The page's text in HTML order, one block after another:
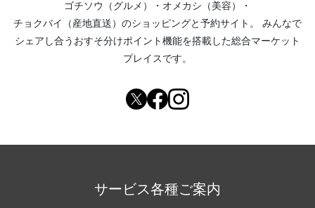
ゴチソウ（グルメ）
・ オメカシ（美容）
・
チョクバイ（産地直送） のショッピングと予約サイト。
みんなで
シェアし合う おすそ分けポイント機能を搭載した総合マーケット
プレイスです。
サービス各種ご案内